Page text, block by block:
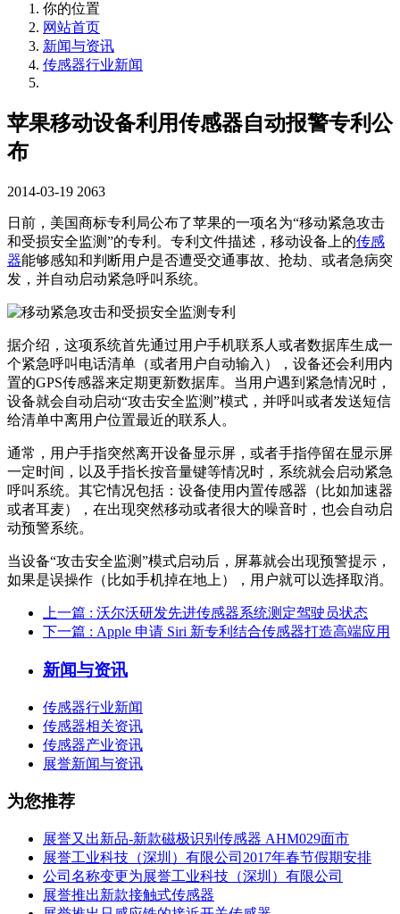
你的位置
网站首页
新闻与资讯
传感器行业新闻
苹果移动设备利用传感器自动报警专利公
布
2014-03-19 2063
日前，美国商标专利局公布了苹果的一项名为“移动紧急攻击
和受损安全监测”的专利。专利文件描述，移动设备上的传感
器能够感知和判断用户是否遭受交通事故、抢劫、或者急病突
发，并自动启动紧急呼叫系统。
据介绍，这项系统首先通过用户手机联系人或者数据库生成一
个紧急呼叫电话清单（或者用户自动输入），设备还会利用内
置的GPS传感器来定期更新数据库。当用户遇到紧急情况时，
设备就会自动启动“攻击安全监测”模式，并呼叫或者发送短信
给清单中离用户位置最近的联系人。
通常，用户手指突然离开设备显示屏，或者手指停留在显示屏
一定时间，以及手指长按音量键等情况时，系统就会启动紧急
呼叫系统。其它情况包括：设备使用内置传感器（比如加速器
或者耳麦），在出现突然移动或者很大的噪音时，也会自动启
动预警系统。
当设备“攻击安全监测”模式启动后，屏幕就会出现预警提示，
如果是误操作（比如手机掉在地上），用户就可以选择取消。
上一篇 : 沃尔沃研发先进传感器系统测定驾驶员状态
下一篇 : Apple 申请 Siri 新专利结合传感器打造高端应用
新闻与资讯
传感器行业新闻
传感器相关资讯
传感器产业资讯
展誉新闻与资讯
为您推荐
展誉又出新品-新款磁极识别传感器 AHM029面市
展誉工业科技（深圳）有限公司2017年春节假期安排
公司名称变更为展誉工业科技（深圳）有限公司
展誉推出新款接触式传感器